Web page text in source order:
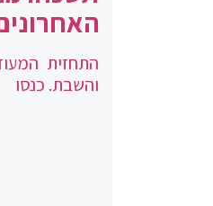
התחזית
והשבת. כנסו